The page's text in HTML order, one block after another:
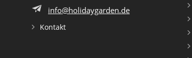
info@holidaygarden.de
Kontakt